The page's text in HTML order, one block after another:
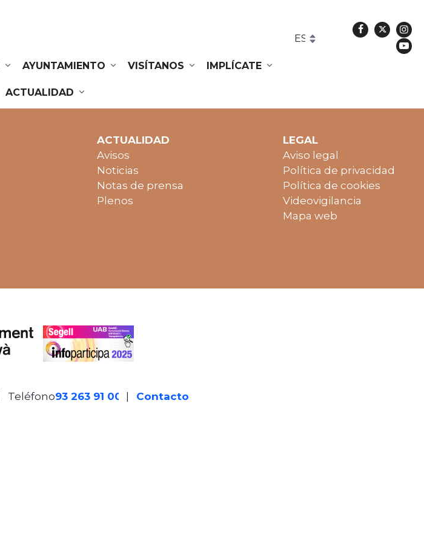
Facebook
AYUNTAMIENTO VISÍTANOS IMPLÍCATE
ACTUALIDAD
ACTUALIDAD
Avisos
Noticias
Notas de prensa
Plenos
LEGAL
Aviso legal
Política de privacidad
Política de cookies
Videovigilancia
Mapa web
Teléfono93 263 91 00 | Contacto